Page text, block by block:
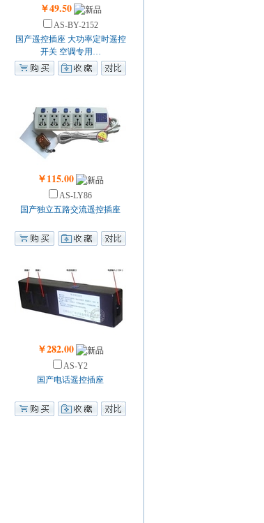
￥49.50
AS-BY-2152
国产遥控插座 大功率定时遥控
开关 空调专用…
￥115.00
AS-LY86
国产独立五路交流遥控插座
￥282.00
AS-Y2
国产电话遥控插座